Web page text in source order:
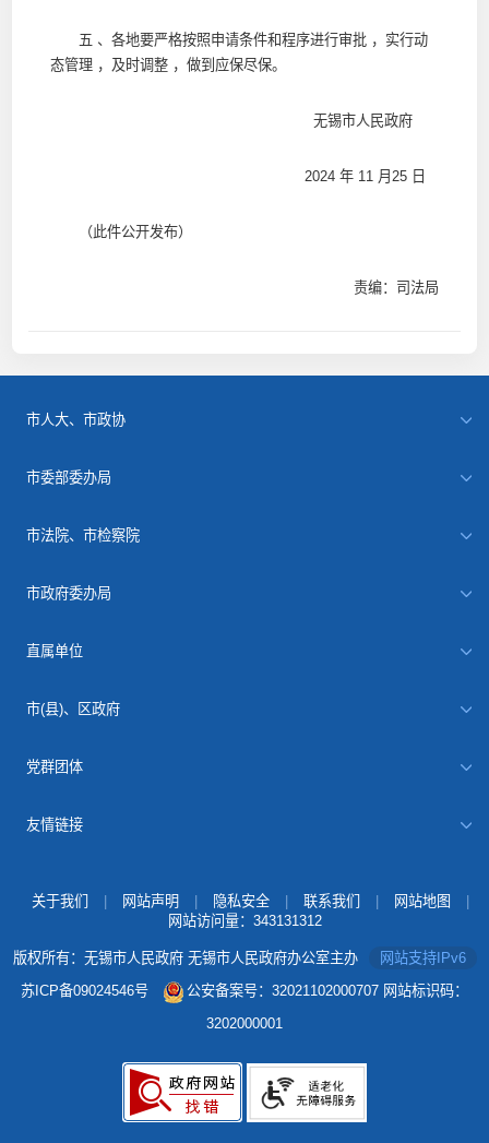
五 、各地要严格按照申请条件和程序进行审批 ，实行动
态管理 ，及时调整 ，做到应保尽保。
无锡市人民政府
2024 年 11 月25 日
（此件公开发布）
责编：司法局
市人大、市政协
市委部委办局
市法院、市检察院
市政府委办局
直属单位
市(县)、区政府
党群团体
友情链接
关于我们 网站声明 隐私安全 联系我们 网站地图
网站访问量： 343131312
版权所有：无锡市人民政府 无锡市人民政府办公室主办
网站支持IPv6
苏ICP备09024546号
公安备案号：32021102000707 网站标识码：
3202000001